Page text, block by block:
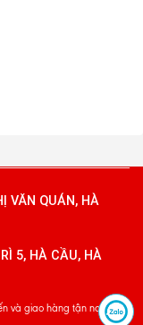
VĂN QUÁN, HÀ
5, HÀ CẦU, HÀ
và giao hàng tận nơi